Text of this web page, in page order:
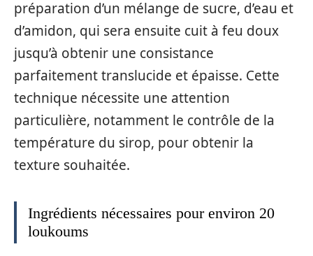
préparation d’un mélange de sucre, d’eau et
d’amidon, qui sera ensuite cuit à feu doux
jusqu’à obtenir une consistance
parfaitement translucide et épaisse. Cette
technique nécessite une attention
particulière, notamment le contrôle de la
température du sirop, pour obtenir la
texture souhaitée.
Ingrédients nécessaires pour environ 20
loukoums